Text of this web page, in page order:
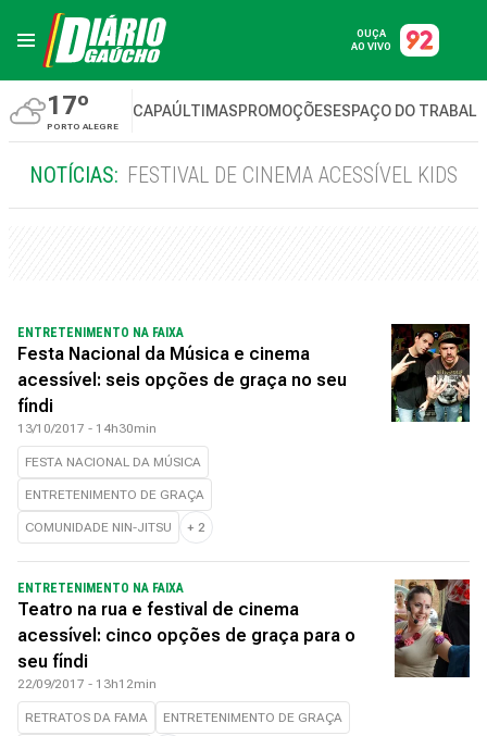
OUÇA
AO VIVO
17º
PORTO ALEGRE
CAPAÚLTIMASPROMOÇÕESESPAÇO DO
NOTÍCIAS: FESTIVAL DE CINEMA ACESSÍVEL KIDS
ENTRETENIMENTO NA FAIXA
Festa Nacional da Música e cinema
acessível: seis opções de graça no seu
fíndi
13/10/2017 - 14h30min
FESTA NACIONAL DA MÚSICA
ENTRETENIMENTO DE GRAÇA
COMUNIDADE NIN-JITSU + 2
ENTRETENIMENTO NA FAIXA
Teatro na rua e festival de cinema
acessível: cinco opções de graça para o
seu fíndi
22/09/2017 - 13h12min
RETRATOS DA FAMA ENTRETENIMENTO DE GRAÇA